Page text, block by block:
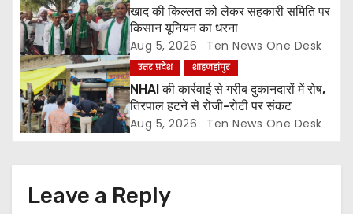
o
n
खाद की किल्लत को लेकर सहकारी समिति पर
किसान यूनियन का धरना
Aug 5, 2026 Ten News One Desk
उत्तर प्रदेश शाहजहांपुर
NHAI की कार्रवाई से गरीब दुकानदारों में रोष,
तिरपाल हटने से रोजी-रोटी पर संकट
Aug 5, 2026 Ten News One Desk
Leave a Reply